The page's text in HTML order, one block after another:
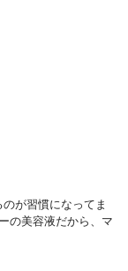
が習慣になってま
の美容液だから、マ